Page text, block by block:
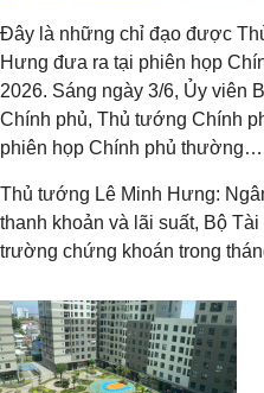
Đây là những chỉ đạo được
Hưng đưa ra tại phiên họp
2026. Sáng ngày 3/6, Ủy viên
Chính phủ, Thủ tướng Chính
phiên họp Chính phủ thường…
Thủ tướng Lê Minh Hưng:
thanh khoản và lãi suất, Bộ
trường chứng khoán trong